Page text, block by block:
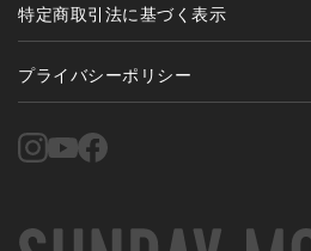
特定商取引法に基づく表示
プライバシーポリシー